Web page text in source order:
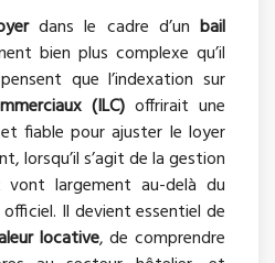
dans le cadre d’un bail
bien plus complexe qu’il
que l’indexation sur
(ILC)offrirait une
fiable pour ajuster le loyer
lorsqu’il s’agit de la gestion
vont largement au-delà du
officiel. Il devient essentiel de
locative, de comprendre